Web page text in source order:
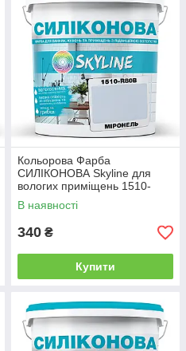
Кольорова Фарба
СИЛІКОНОВА Skyline для
вологих приміщень 1510-
R80B Міронель 1л
В наявності
340 ₴
Купити